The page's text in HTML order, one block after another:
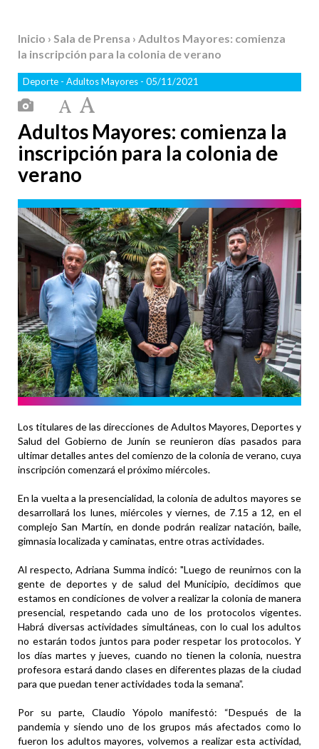
Inicio › Sala de Prensa › Adultos Mayores: comienza
la inscripción para la colonia de verano
Deporte - Adultos Mayores - 05/11/2021
Adultos Mayores: comienza la
inscripción para la colonia de
verano
Los titulares de las direcciones de Adultos Mayores, Deportes y
Salud del Gobierno de Junín se reunieron días pasados para
ultimar detalles antes del comienzo de la colonia de verano, cuya
inscripción comenzará el próximo miércoles.
En la vuelta a la presencialidad, la colonia de adultos mayores se
desarrollará los lunes, miércoles y viernes, de 7.15 a 12, en el
complejo San Martín, en donde podrán realizar natación, baile,
gimnasia localizada y caminatas, entre otras actividades.
Al respecto, Adriana Summa indicó: "Luego de reunirnos con la
gente de deportes y de salud del Municipio, decidimos que
estamos en condiciones de volver a realizar la colonia de manera
presencial, respetando cada uno de los protocolos vigentes.
Habrá diversas actividades simultáneas, con lo cual los adultos
no estarán todos juntos para poder respetar los protocolos. Y
los días martes y jueves, cuando no tienen la colonia, nuestra
profesora estará dando clases en diferentes plazas de la ciudad
para que puedan tener actividades toda la semana”.
Por su parte, Claudio Yópolo manifestó: “Después de la
pandemia y siendo uno de los grupos más afectados como lo
fueron los adultos mayores, volvemos a realizar esta actividad,